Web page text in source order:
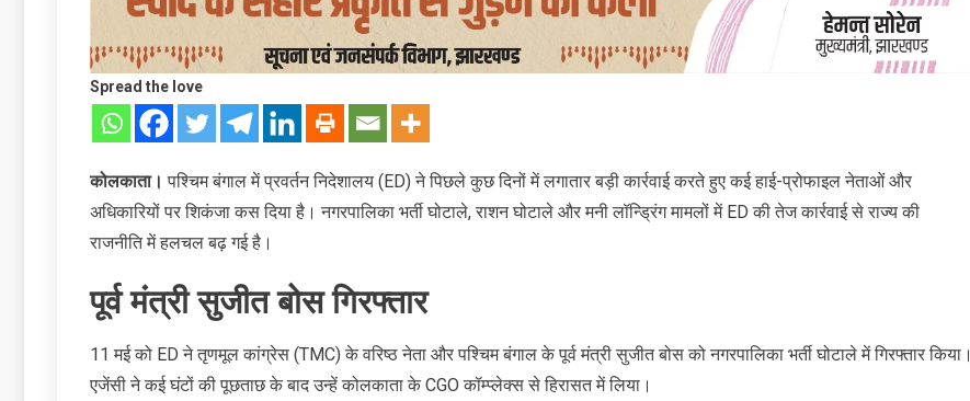
Spread the love
कोलकाता। पश्चिम बंगाल में प्रवर्तन निदेशालय (ED) ने पिछले कुछ दिनों में लगातार बड़ी कार्रवाई करते हुए कई हाई-प्रोफाइल नेताओं और
अधिकारियों पर शिकंजा कस दिया है। नगरपालिका भर्ती घोटाले, राशन घोटाले और मनी लॉन्ड्रिंग मामलों में ED की तेज कार्रवाई से राज्य की
राजनीति में हलचल बढ़ गई है।
पूर्व मंत्री सुजीत बोस गिरफ्तार
11 मई को ED ने तृणमूल कांग्रेस (TMC) के वरिष्ठ नेता और पश्चिम बंगाल के पूर्व मंत्री सुजीत बोस को नगरपालिका भर्ती घोटाले में गिरफ्तार किया।
एजेंसी ने कई घंटों की पूछताछ के बाद उन्हें कोलकाता के CGO कॉम्प्लेक्स से हिरासत में लिया।